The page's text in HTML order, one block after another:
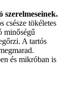
szerelmeseinek.
csésze tökéletes
minőségű
A tartós
és mikróban is